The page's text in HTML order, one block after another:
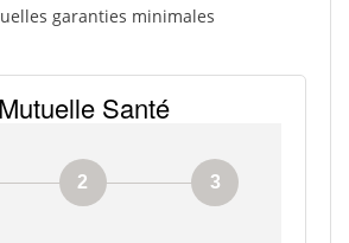
garanties minimales